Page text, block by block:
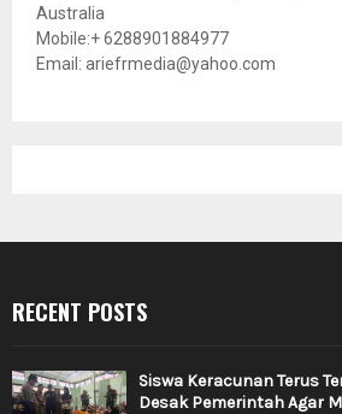
Australia
Mobile:+ 6288901884977
Email: ariefrmedia@yahoo.com
RECENT POSTS
Siswa Keracunan Terus
Desak Pemerintah Agar